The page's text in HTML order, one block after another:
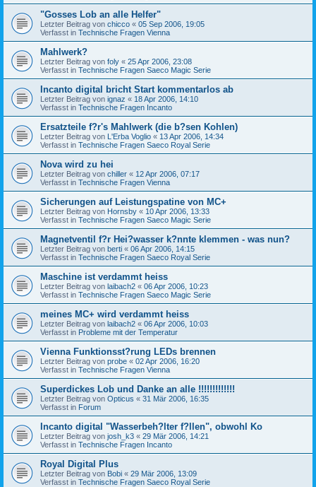
"Gosses Lob an alle Helfer"
Letzter Beitrag von chicco « 05 Sep 2006, 19:05
Verfasst in Technische Fragen Vienna
Mahlwerk?
Letzter Beitrag von foly « 25 Apr 2006, 23:08
Verfasst in Technische Fragen Saeco Magic Serie
Incanto digital bricht Start kommentarlos ab
Letzter Beitrag von ignaz « 18 Apr 2006, 14:10
Verfasst in Technische Fragen Incanto
Ersatzteile f?r's Mahlwerk (die b?sen Kohlen)
Letzter Beitrag von L'Erba Voglio « 13 Apr 2006, 14:34
Verfasst in Technische Fragen Saeco Royal Serie
Nova wird zu hei
Letzter Beitrag von chiller « 12 Apr 2006, 07:17
Verfasst in Technische Fragen Vienna
Sicherungen auf Leistungspatine von MC+
Letzter Beitrag von Hornsby « 10 Apr 2006, 13:33
Verfasst in Technische Fragen Saeco Magic Serie
Magnetventil f?r Hei?wasser k?nnte klemmen - was nun?
Letzter Beitrag von berti « 06 Apr 2006, 14:15
Verfasst in Technische Fragen Saeco Royal Serie
Maschine ist verdammt heiss
Letzter Beitrag von laibach2 « 06 Apr 2006, 10:23
Verfasst in Technische Fragen Saeco Magic Serie
meines MC+ wird verdammt heiss
Letzter Beitrag von laibach2 « 06 Apr 2006, 10:03
Verfasst in Probleme mit der Temperatur
Vienna Funktionsst?rung LEDs brennen
Letzter Beitrag von probe « 02 Apr 2006, 16:20
Verfasst in Technische Fragen Vienna
Superdickes Lob und Danke an alle !!!!!!!!!!!!!
Letzter Beitrag von Opticus « 31 Mär 2006, 16:35
Verfasst in Forum
Incanto digital "Wasserbeh?lter f?llen", obwohl Ko
Letzter Beitrag von josh_k3 « 29 Mär 2006, 14:21
Verfasst in Technische Fragen Incanto
Royal Digital Plus
Letzter Beitrag von Bobi « 29 Mär 2006, 13:09
Verfasst in Technische Fragen Saeco Royal Serie